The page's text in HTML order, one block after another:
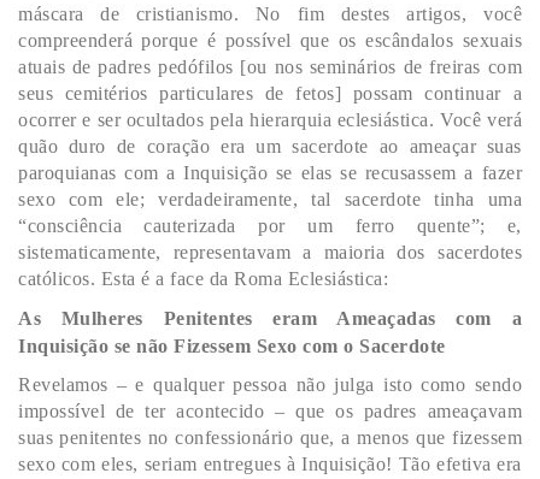
máscara de cristianismo. No fim destes artigos, você
compreenderá porque é possível que os escândalos sexuais
atuais de padres pedófilos [ou nos seminários de freiras com
seus cemitérios particulares de fetos] possam continuar a
ocorrer e ser ocultados pela hierarquia eclesiástica. Você verá
quão duro de coração era um sacerdote ao ameaçar suas
paroquianas com a Inquisição se elas se recusassem a fazer
sexo com ele; verdadeiramente, tal sacerdote tinha uma
“consciência cauterizada por um ferro quente”; e,
sistematicamente, representavam a maioria dos sacerdotes
católicos. Esta é a face da Roma Eclesiástica:
As Mulheres Penitentes eram Ameaçadas com a
Inquisição se não Fizessem Sexo com o Sacerdote
Revelamos – e qualquer pessoa não julga isto como sendo
impossível de ter acontecido – que os padres ameaçavam
suas penitentes no confessionário que, a menos que fizessem
sexo com eles, seriam entregues à Inquisição! Tão efetiva era